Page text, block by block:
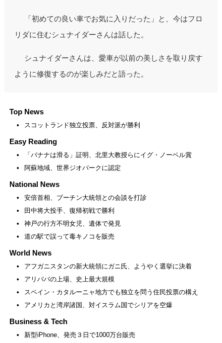
「初めての良い車でお気に入りだった」と、今はフロ
リダに住むシュナイダーさんは話した。
シュナイダーさんは、愛車が以前の美しさを取り戻す
ように修復するのが楽しみだと語った。
Top News
スコットランド独立投票、反対派が勝利
Easy Reading
「バナナは滑る」証明、北里大教授らにイグ・ノーベル賞
阿蘇地域、世界ジオパークに認定
National News
安倍首相、プーチン大統領との会談を打診
田中将大投手、復帰初戦で勝利
神戸の行方不明女児、遺体で発見
道の駅で誤って毒キノコを販売
World News
アフガニスタンの新大統領にガニ氏、ようやく選挙に決着
アリババの上場、史上最大規模
スペイン・カタルーニャ地方でも独立を問う住民投票の構え
アメリカと湾岸諸国、対イスラム国でシリアを空爆
Business & Tech
新型iPhone、発売３日で1000万台販売